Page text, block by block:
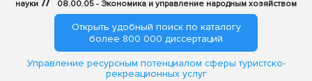
науки 08.00.05 - Экономика и управление народным хозяйством
Открыть удобный поиск по каталогу
более 800 000 диссертаций
Управление ресурсным потенциалом сферы туристско-
рекреационных услуг